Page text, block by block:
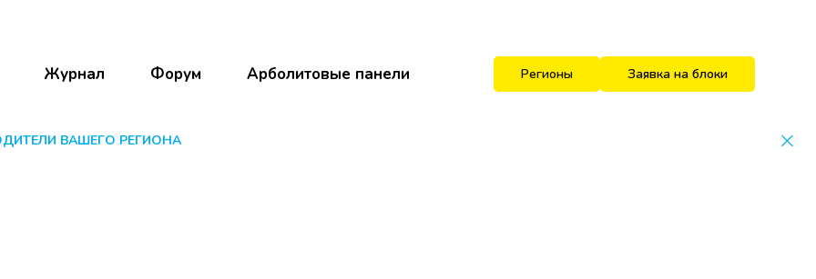
Журнал Форум Арболитовые панели Регионы Заявка на блоки
ВАШЕГО РЕГИОНА